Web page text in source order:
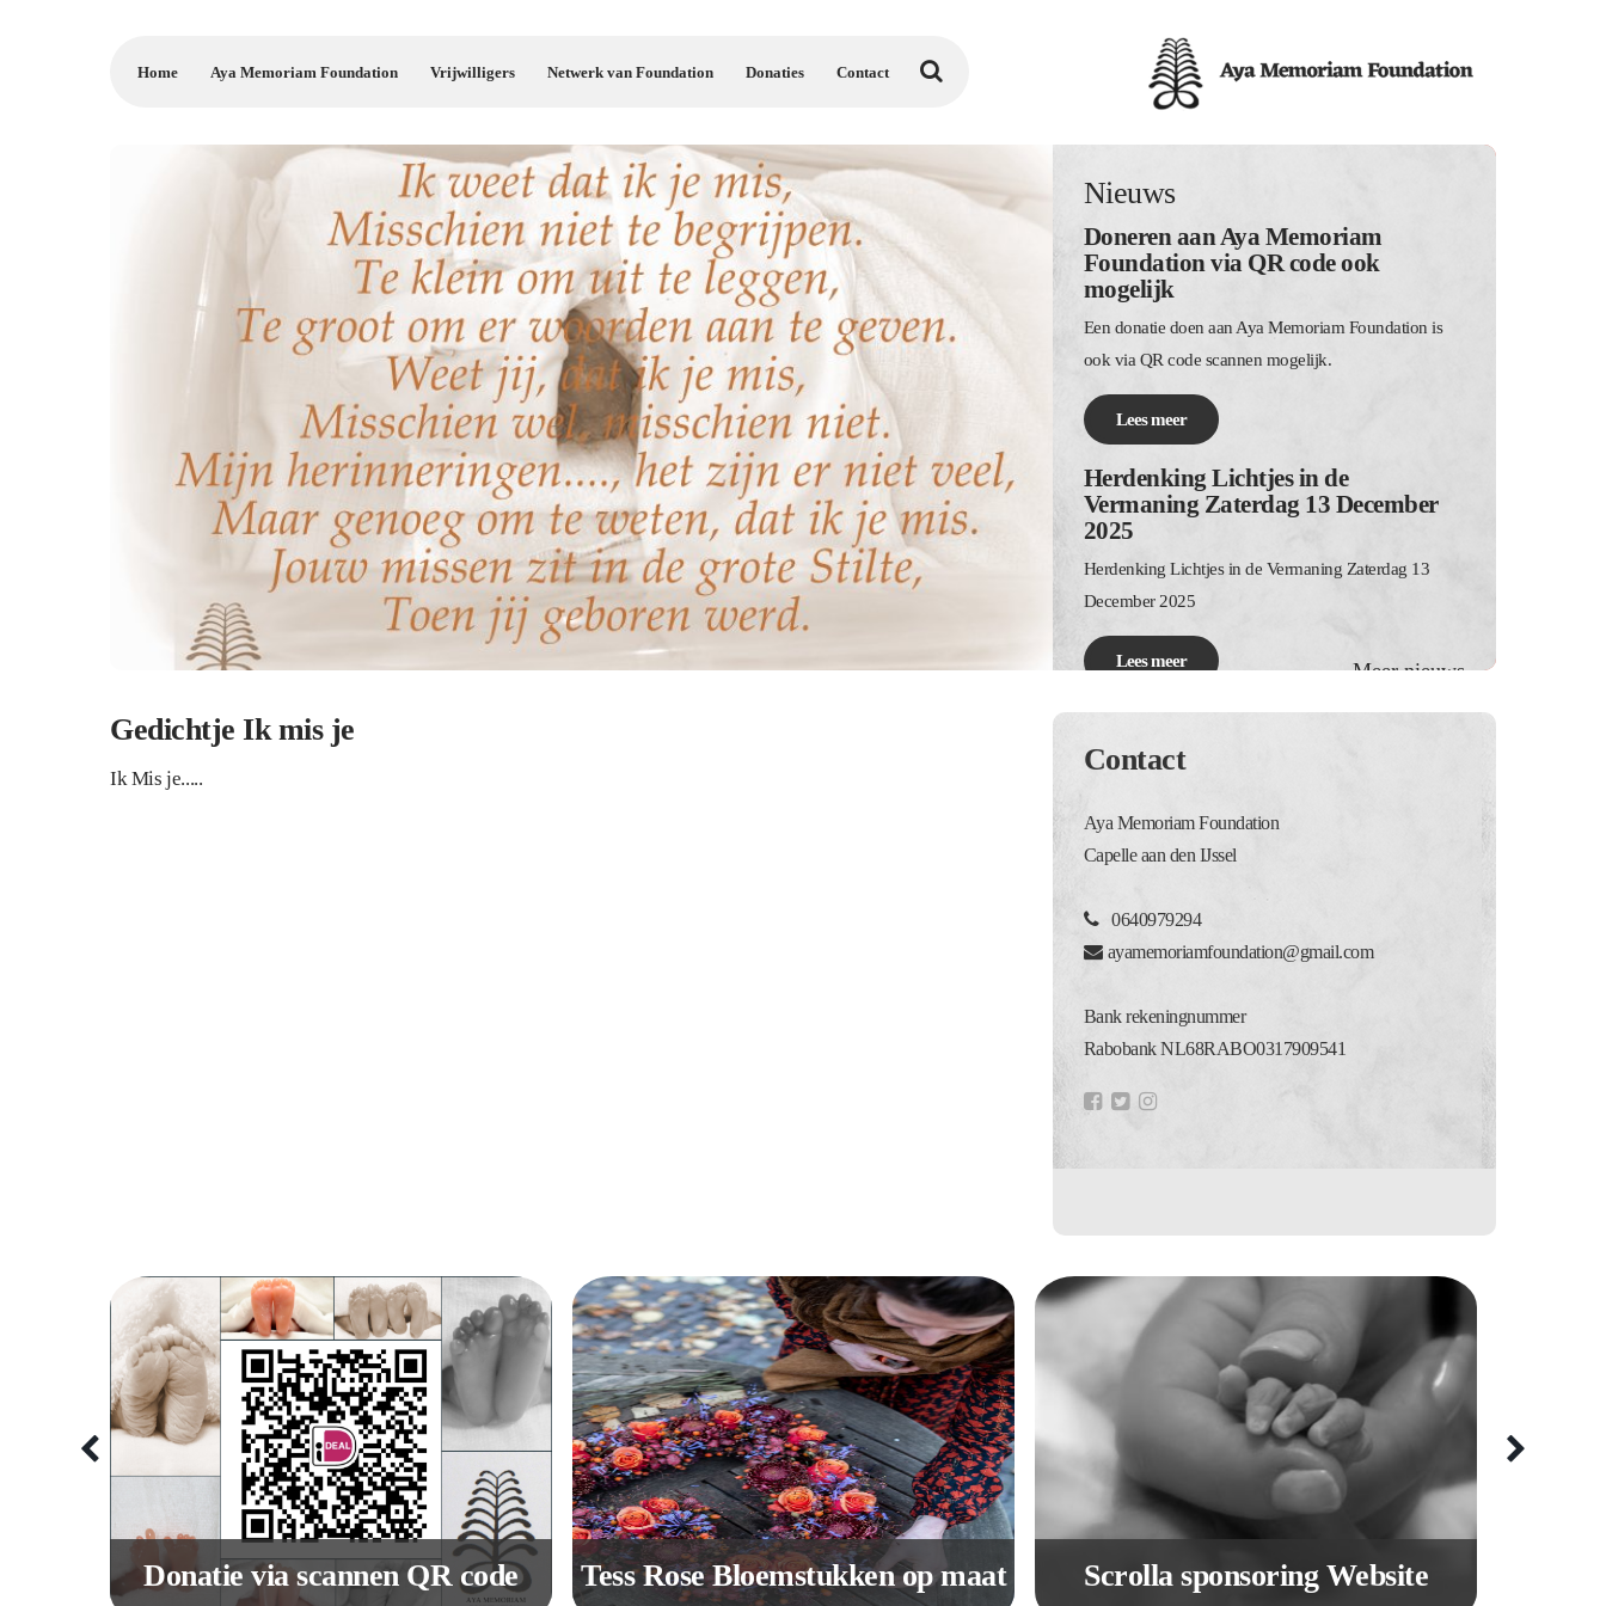
Home Aya Memoriam Foundation Vrijwilligers Netwerk van Foundation Donaties Contact
Nieuws
Doneren aan Aya Memoriam
Foundation via QR code ook
mogelijk
Een donatie doen aan Aya Memoriam Foundation is
ook via QR code scannen mogelijk.
Lees meer
Herdenking Lichtjes in de
Vermaning Zaterdag 13 December
2025
Herdenking Lichtjes in de Vermaning Zaterdag 13
December 2025
Lees meer Meer nieuws
Gedichtje Ik mis je
Ik Mis je.....
Contact
Aya Memoriam Foundation
Capelle aan den IJssel
0640979294
ayamemoriamfoundation@gmail.com
Bank rekeningnummer
Rabobank NL68RABO0317909541
Donatie via scannen QR code Tess Rose Bloemstukken op maat Scrolla sponsoring Website